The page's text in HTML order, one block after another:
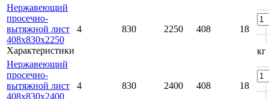
Нержавеющий
просечно-
вытяжной лист
408х830х2250
Характеристики
4 830 2250 408 18
кг
Нержавеющий
просечно-
вытяжной лист
408x830x2400
4 830 2400 408 18